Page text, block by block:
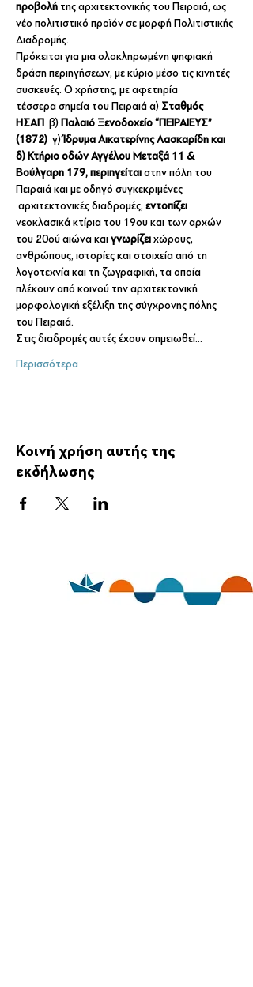
προβολή της αρχιτεκτονικής του Πειραιά, ως
νέο πολιτιστικό προϊόν σε μορφή Πολιτιστικής
Διαδρομής.
Πρόκειται για μια ολοκληρωμένη ψηφιακή
δράση περιηγήσεων, με κύριο μέσο τις κινητές
συσκευές. Ο χρήστης, με αφετηρία
τέσσερα σημεία του Πειραιά α) Σταθμός
ΗΣΑΠ β) Παλαιό Ξενοδοχείο “ΠΕΙΡΑΙΕΥΣ”
(1872) γ) Ίδρυμα Αικατερίνης Λασκαρίδη και
δ) Κτήριο οδών Αγγέλου Μεταξά 11 &
Βούλγαρη 179, περιηγείται στην πόλη του
Πειραιά και με οδηγό συγκεκριμένες
αρχιτεκτονικές διαδρομές, εντοπίζει
νεοκλασικά κτίρια του 19ου και των αρχών
του 20ού αιώνα και γνωρίζει χώρους,
ανθρώπους, ιστορίες και στοιχεία από τη
λογοτεχνία και τη ζωγραφική, τα οποία
πλέκουν από κοινού την αρχιτεκτονική
μορφολογική εξέλιξη της σύγχρονης πόλης
του Πειραιά.
Στις διαδρομές αυτές έχουν σημειωθεί…
Περισσότερα
Κοινή χρήση αυτής της
εκδήλωσης